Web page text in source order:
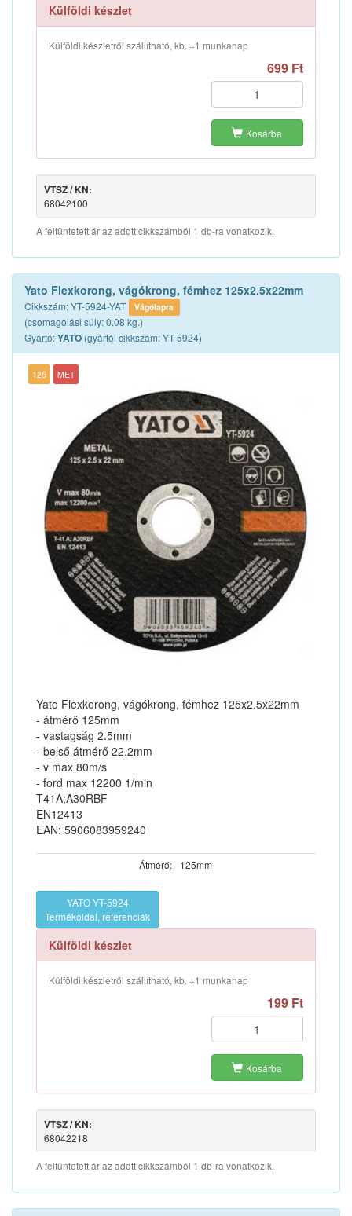
Külföldi készlet
Külföldi készletről szállítható, kb. +1 munkanap
699 Ft
Kosárba
VTSZ / KN:
68042100
A feltüntetett ár az adott cikkszámból 1 db-ra vonatkozik.
Yato Flexkorong, vágókrong, fémhez 125x2.5x22mm
Cikkszám: YT-5924-YAT Vágólapra
(csomagolási súly: 0.08 kg.)
Gyártó:YATO (gyártói cikkszám: YT-5924)
125 MET
Yato Flexkorong, vágókrong, fémhez 125x2.5x22mm
- átmérő 125mm
- vastagság 2.5mm
- belső átmérő 22.2mm
- v max 80m/s
- ford max 12200 1/min
T41A;A30RBF
EN12413
EAN: 5906083959240
Átmérő: 125mm
YATO YT-5924
Termékoldal, referenciák
Külföldi készlet
Külföldi készletről szállítható, kb. +1 munkanap
199 Ft
Kosárba
VTSZ / KN:
68042218
A feltüntetett ár az adott cikkszámból 1 db-ra vonatkozik.